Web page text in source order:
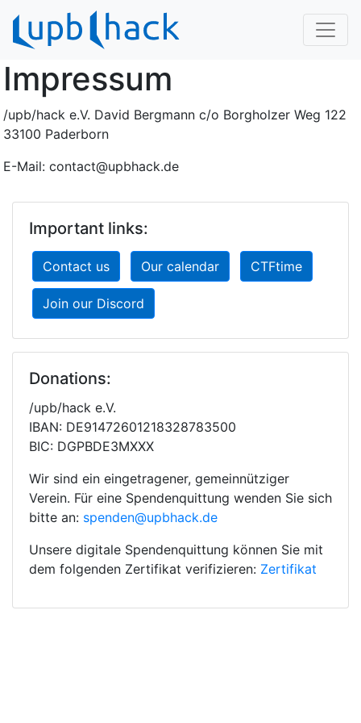
Impressum
/upb/hack e.V. David Bergmann c/o Borgholzer Weg 122
33100 Paderborn
E-Mail: contact@upbhack.de
Important links:
Contact us Our calendar CTFtime
Join our Discord
Donations:
/upb/hack e.V.
IBAN: DE91472601218328783500
BIC: DGPBDE3MXXX
Wir sind ein eingetragener, gemeinnütziger
Verein. Für eine Spendenquittung wenden Sie sich
bitte an: spenden@upbhack.de
Unsere digitale Spendenquittung können Sie mit
dem folgenden Zertifikat verifizieren: Zertifikat